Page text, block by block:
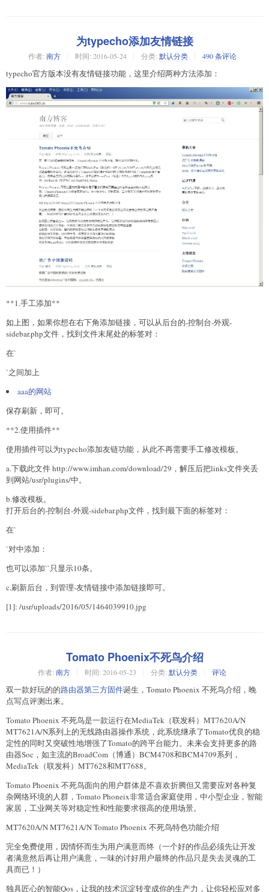
为typecho添加友情链接
作者: 南方 时间: 2016-05-24 分类: 默认分类 490 条评论
typecho官方版本没有友情链接功能，这里介绍两种方法添加：
**1.手工添加**
如上图，如果你想在右下角添加链接，可以从后台的-控制台-外观-
sidebar.php文件，找到文件末尾处的标签对：
在`
`之间加上
aaa的网站
保存刷新，即可。
**2.使用插件**
使用插件可以为typecho添加友链功能，从此不再需要手工修改模板。
a.下载此文件 http://www.imhan.com/download/29，解压后把links文件夹丢
到网站/usr/plugins/中。
b.修改模板。
打开后台的-控制台-外观-sidebar.php文件，找到最下面的标签对：
在`
`对中添加：
也可以添加``只显示10条。
c.刷新后台，到管理-友情链接中添加链接即可。
[1]: /usr/uploads/2016/05/1464039910.jpg
Tomato Phoenix不死鸟介绍
作者: 南方 时间: 2016-05-23 分类: 默认分类 评论
双一款好玩的的路由器第三方固件诞生，Tomato Phoenix 不死鸟介绍，晚
点写点评测出来。
Tomato Phoenix 不死鸟是一款运行在MediaTek（联发科）MT7620A/N
MT7621A/N系列上的无线路由器操作系统，此系统继承了Tomato优良的稳
定性的同时又突破性地增强了Tomato的跨平台能力。未来会支持更多的路
由器Soc，如主流的BroadCom（博通）BCM4708和BCM4709系列，
MediaTek（联发科）MT7628和MT7688。
Tomato Phoenix 不死鸟面向的用户群体是不喜欢折腾但又需要应对各种复
杂网络环境的人群，Tomato Phoneix非常适合家庭使用，中小型企业，智能
家居，工业网关等对稳定性和性能要求很高的使用场景。
MT7620A/N MT7621A/N Tomato Phoenix 不死鸟特色功能介绍
完全免费使用，因情怀而生为用户满意而终（一个好的作品必须先让开发
者满意然后再让用户满意，一味的讨好用户最终的作品只是失去灵魂的工
具而已！）
独具匠心的智能Qos，让我的技术沉淀转变成你的生产力，让你轻松应对多